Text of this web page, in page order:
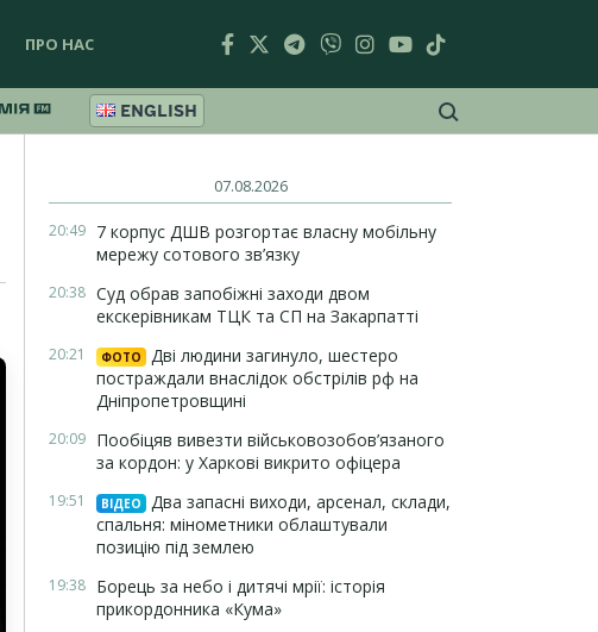
ПРО НАС
ENGLISH
07.08.2026
20:49 7 корпус ДШВ розгортає власну мобільну
мережу сотового зв’язку
20:38 Суд обрав запобіжні заходи двом
екскерівникам ТЦК та СП на Закарпатті
20:21 ФОТО
Дві людини загинуло, шестеро
постраждали внаслідок обстрілів рф на
Дніпропетровщині
20:09 Пообіцяв вивезти військовозобов’язаного
за кордон: у Харкові викрито офіцера
19:51 ВІДЕО
Два запасні виходи, арсенал, склади,
спальня: мінометники облаштували
позицію під землею
19:38 Борець за небо і дитячі мрії: історія
прикордонника «Кума»